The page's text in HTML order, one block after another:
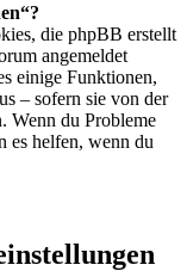
die phpBB erstellt
angemeldet
einige Funktionen,
– sofern sie von der
Wenn du Probleme
es helfen, wenn du